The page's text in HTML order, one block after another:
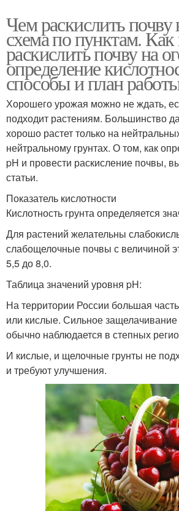
Чем раскислить почву
схема по пунктам.
раскислить почву на
определение
способы и план
Хорошего урожая можно не ждать,
подходит растениям. Большинство
хорошо растет только на
нейтральному грунтах. О том, как
pH и провести раскисление почвы,
статьи.
Показатель кислотности
Кислотность грунта определяется
Для растений желательны
слабощелочные почвы с величиной
5,5 до 8,0.
Таблица значений уровня pH:
На территории России большая
или кислые. Сильное
обычно наблюдается в степных
И кислые, и щелочные грунты не
и требуют улучшения.